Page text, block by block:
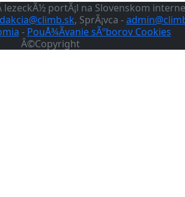
lezeckÃ½ portÃ¡l na Slovenskom
, SprÃ¡vca -
- PouÅ¾Ã­vanie sÃºborov Cookies
Â©Copyright